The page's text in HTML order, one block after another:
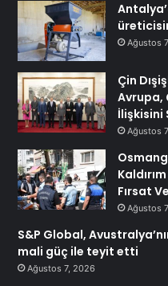
Ağustos
Çin
Avrupa,
İlişkisini
Ağustos
Fırsat
Ağustos
S&P Global,
mali güç ile teyit etti
Ağustos 7, 2026